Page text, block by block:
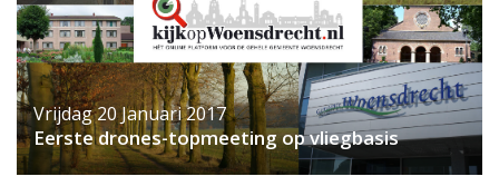
Vrijdag 20 Januari 2017
Eerste drones-topmeeting op vliegbasis